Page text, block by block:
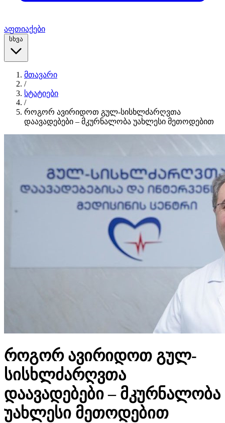
აფთიაქები
სხვა
მთავარი
/
სტატიები
/
როგორ ავირიდოთ გულ-სისხლძარღვთა
დაავადებები – მკურნალობა უახლესი მეთოდებით
როგორ ავირიდოთ გულ-
სისხლძარღვთა
დაავადებები – მკურნალობა
უახლესი მეთოდებით